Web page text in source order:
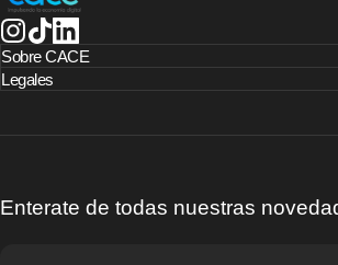
Instagram
TikTokLinkedIn
Sobre CACE
Legales
Enterate de todas nuestras